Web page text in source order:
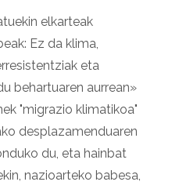
elkarteak
Ez da klima,
eta
behartuaren aurrean»
"migrazio klimatikoa"
desplazamenduaren
du, eta hainbat
nazioarteko babesa,